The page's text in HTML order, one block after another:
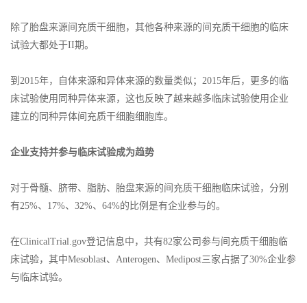
除了胎盘来源间充质干细胞，其他各种来源的间充质干细胞的临床
试验大都处于II期。
到2015年，自体来源和异体来源的数量类似；2015年后，更多的临
床试验使用同种异体来源，这也反映了越来越多临床试验使用企业
建立的同种异体间充质干细胞细胞库。
企业支持并参与临床试验成为趋势
对于骨髓、脐带、脂肪、胎盘来源的间充质干细胞临床试验，分别
有25%、17%、32%、64%的比例是有企业参与的。
在ClinicalTrial.gov登记信息中，共有82家公司参与间充质干细胞临
床试验，其中Mesoblast、Anterogen、Medipost三家占据了30%企业参
与临床试验。